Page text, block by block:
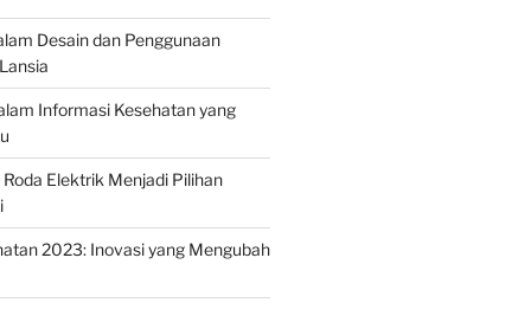
Desain dan Penggunaan
Informasi Kesehatan yang
Elektrik Menjadi Pilihan
2023: Inovasi yang Mengubah